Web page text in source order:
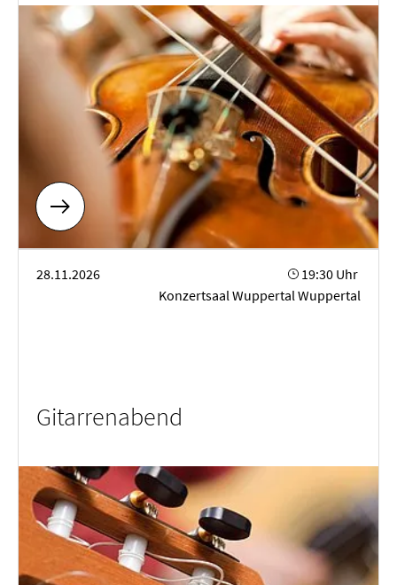
28.11.2026
19:30 Uhr
Konzertsaal Wuppertal Wuppertal
Gitarrenabend